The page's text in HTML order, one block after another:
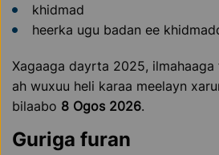
khidmad
heerka ugu badan ee
Xagaaga dayrta 2025,
ah wuxuu heli karaa meelayn
bilaabo 8 Ogos 2026.
Guriga furan